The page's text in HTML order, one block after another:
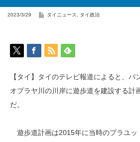
2023/3/29 タイニュース タイ政治
【タイ】タイのテレビ報道によると、バ
オプラヤ川の川岸に遊歩道を建設する計
だ。
遊歩道計画は2015年に当時のプラユッ